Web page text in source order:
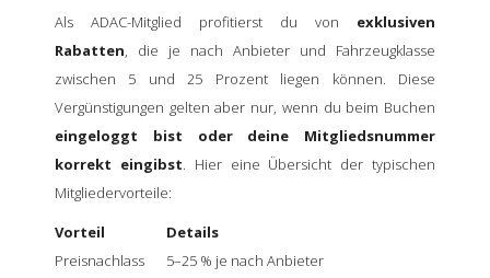
Als ADAC-Mitglied profitierst du von exklusiven
Rabatten, die je nach Anbieter und Fahrzeugklasse
zwischen 5 und 25 Prozent liegen können. Diese
Vergünstigungen gelten aber nur, wenn du beim Buchen
eingeloggt bist oder deine Mitgliedsnummer
korrekt eingibst. Hier eine Übersicht der typischen
Mitgliedervorteile:
Vorteil
Details
Preisnachlass
5–25 % je nach Anbieter